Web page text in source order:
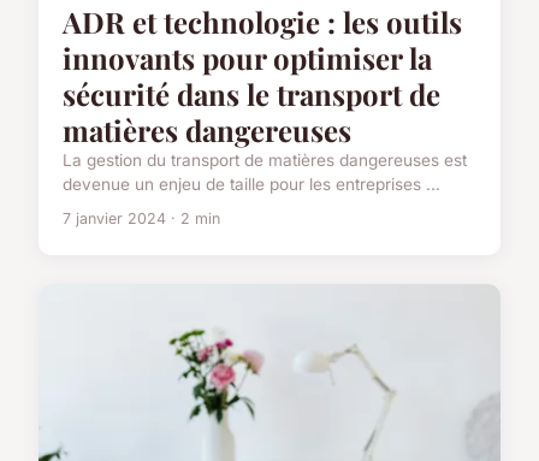
ADR et technologie : les outils
innovants pour optimiser la
sécurité dans le transport de
matières dangereuses
La gestion du transport de matières dangereuses est
devenue un enjeu de taille pour les entreprises ...
7 janvier 2024 · 2 min